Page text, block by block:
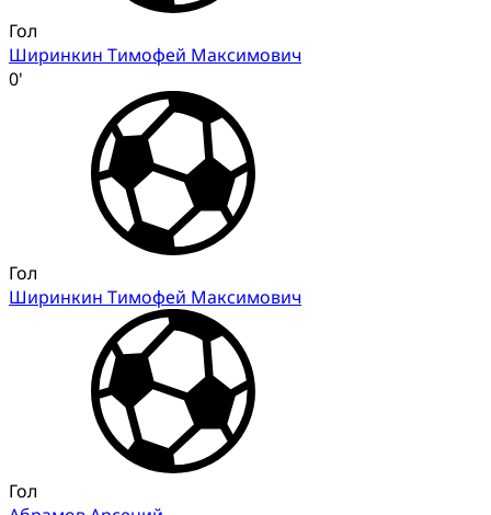
Гол
Ширинкин Тимофей Максимович
0'
Гол
Ширинкин Тимофей Максимович
Гол